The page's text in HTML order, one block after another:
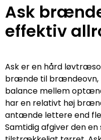
Ask
effektiv
Ask er en hård
brænde til brændeovn,
balance mellem
har en relativt høj
antænde lettere end
Samtidig afgiver den